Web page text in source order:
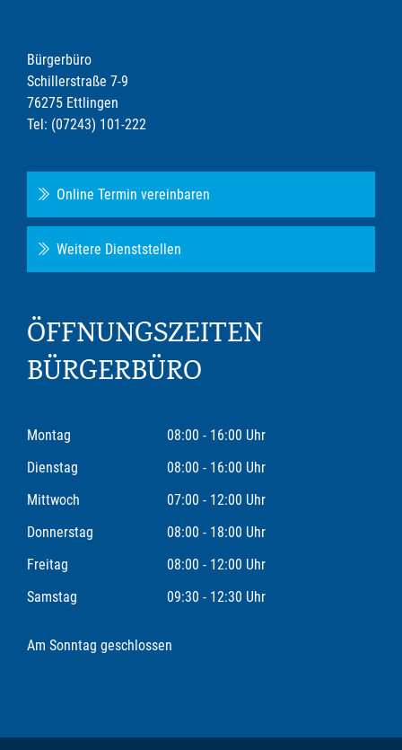
Bürgerbüro
Schillerstraße 7-9
76275 Ettlingen
Tel: (07243) 101-222
Online Termin vereinbaren
Weitere Dienststellen
ÖFFNUNGSZEITEN
BÜRGERBÜRO
Montag
08:00 - 16:00 Uhr
Dienstag
08:00 - 16:00 Uhr
Mittwoch
07:00 - 12:00 Uhr
Donnerstag
08:00 - 18:00 Uhr
Freitag
08:00 - 12:00 Uhr
Samstag
09:30 - 12:30 Uhr
Am Sonntag geschlossen